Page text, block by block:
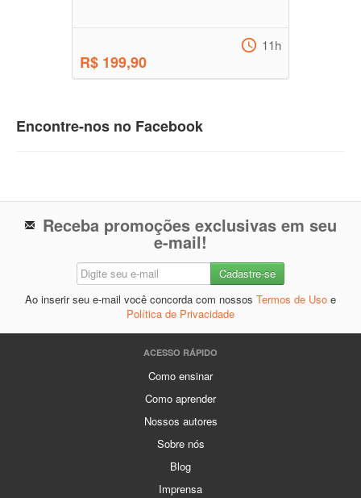
R$ 199,90
11h
Encontre-nos no Facebook
Receba promoções exclusivas em seu
e-mail!
Ao inserir seu e-mail você concorda com nossos Termos de Uso e
Política de Privacidade
ACESSO RÁPIDO
Como ensinar
Como aprender
Nossos autores
Sobre nós
Blog
Imprensa